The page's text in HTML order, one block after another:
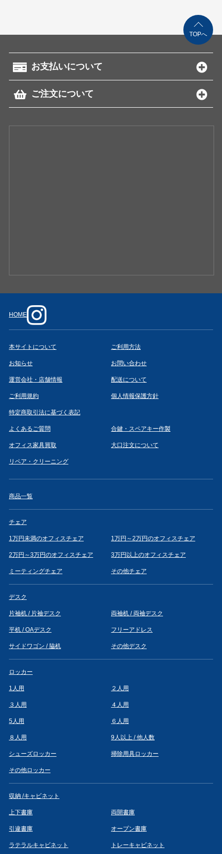
お支払いについて
ご注文について
HOME
本サイトについて ご利用方法
お知らせ お問い合わせ
運営会社・店舗情報 配送について
ご利用規約 個人情報保護方針
特定商取引法に基づく表記
よくあるご質問 合鍵・スペアキー作製
オフィス家具買取 大口注文について
リペア・クリーニング
商品一覧
チェア
1万円未満のオフィスチェア 1万円～2万円のオフィスチェア
2万円～3万円のオフィスチェア 3万円以上のオフィスチェア
ミーティングチェア その他チェア
デスク
片袖机 / 片袖デスク 両袖机 / 両袖デスク
平机 / OAデスク フリーアドレス
サイドワゴン / 脇机 その他デスク
ロッカー
1人用 ２人用
３人用 ４人用
5人用 ６人用
８人用 9人以上 / 他人数
シューズロッカー 掃除用具ロッカー
その他ロッカー
収納 /キャビネット
上下書庫 両開書庫
引違書庫 オープン書庫
ラテラルキャビネット トレーキャビネット
TOPへ